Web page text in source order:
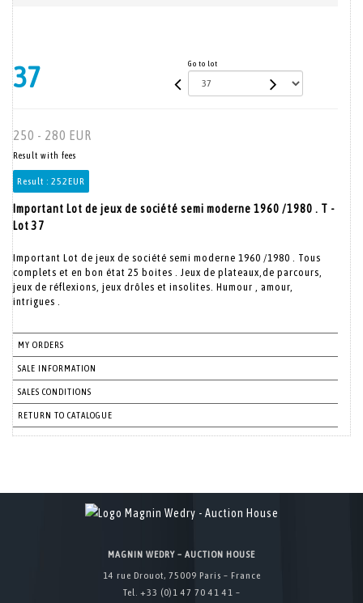
37 Go to lot
250 - 280 EUR
Result with fees
Result : 252EUR
Important Lot de jeux de société semi moderne 1960 /1980 . T -
Lot 37
Important Lot de jeux de société semi moderne 1960 /1980 . Tous
complets et en bon état 25 boites . Jeux de plateaux,de parcours,
jeux de réflexions, jeux drôles et insolites. Humour , amour,
intrigues .
MY ORDERS
SALE INFORMATION
SALES CONDITIONS
RETURN TO CATALOGUE
MAGNIN WEDRY – AUCTION HOUSE
14 rue Drouot, 75009 Paris – France
Tel. +33 (0)1 47 70 41 41 –